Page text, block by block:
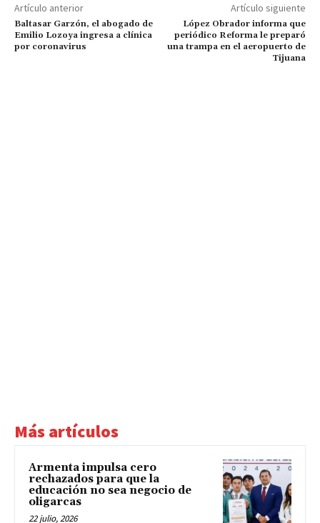
Artículo anterior
Baltasar Garzón, el abogado de
Emilio Lozoya ingresa a clínica
por coronavirus
Artículo siguiente
López Obrador informa que
periódico Reforma le preparó
una trampa en el aeropuerto de
Tijuana
Más artículos
Armenta impulsa cero
rechazados para que la
educación no sea negocio de
oligarcas
22 julio, 2026